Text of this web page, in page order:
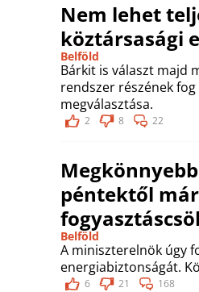
Nem lehet
köztársasági
Belföld
Bárkit is választ majd
rendszer részének
megválasztása.
2 8 22
péntektől
Belföld
A miniszterelnök úgy
energiabiztonságát.
6 21 168